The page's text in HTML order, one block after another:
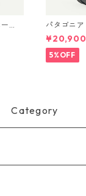
パタゴニ
ル・マイ
ラー Noble Grey)
Black
kpack 22L
¥20,900
5%OFF
Category